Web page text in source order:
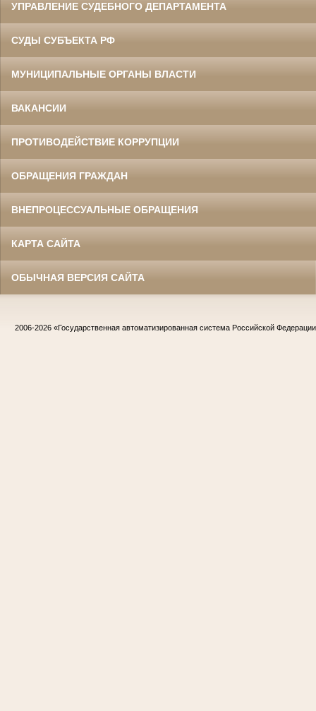
УПРАВЛЕНИЕ СУДЕБНОГО ДЕПАРТАМЕНТА
СУДЫ СУБЪЕКТА РФ
МУНИЦИПАЛЬНЫЕ ОРГАНЫ ВЛАСТИ
ВАКАНСИИ
ПРОТИВОДЕЙСТВИЕ КОРРУПЦИИ
ОБРАЩЕНИЯ ГРАЖДАН
ВНЕПРОЦЕССУАЛЬНЫЕ ОБРАЩЕНИЯ
КАРТА САЙТА
ОБЫЧНАЯ ВЕРСИЯ САЙТА
2006-2026 «Государственная автоматизированная система Российской